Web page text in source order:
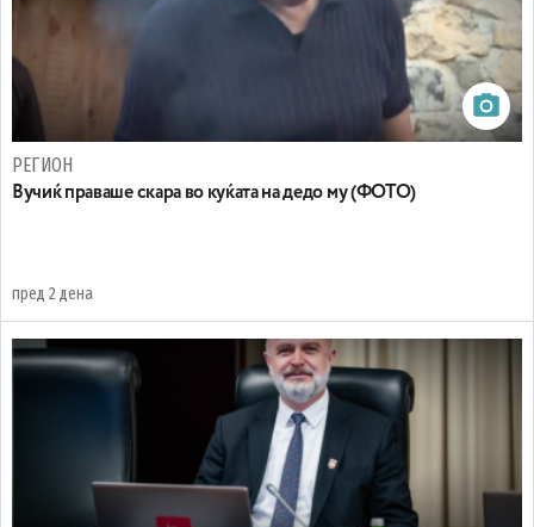
РЕГИОН
Вучиќ праваше скара во куќата на дедо му (ФОТО)
пред 2 дена